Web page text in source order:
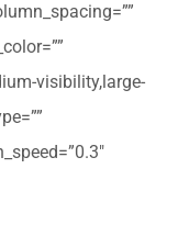
visibility,large-